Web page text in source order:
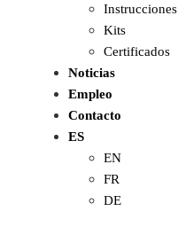
Instrucciones
Kits
Certificados
Noticias
Empleo
Contacto
ES
EN
FR
DE